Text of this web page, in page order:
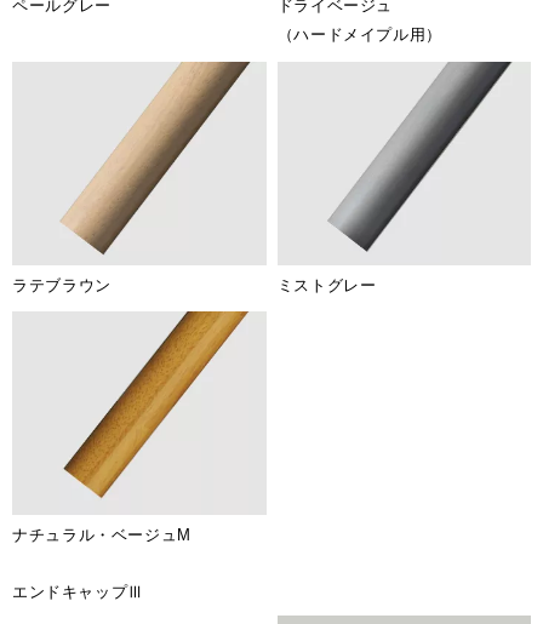
ペールグレー
ドライベージュ
（ハードメイプル用）
ラテブラウン ミストグレー
ナチュラル・ベージュM
エンドキャップⅢ